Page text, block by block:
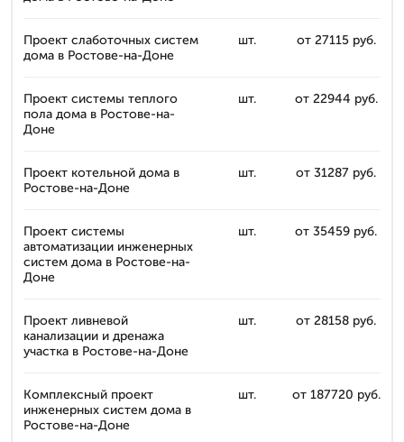
Проект слаботочных систем
дома в Ростове-на-Доне
шт. от 27115 руб.
Проект системы теплого
пола дома в Ростове-на-
Доне
шт. от 22944 руб.
Проект котельной дома в
Ростове-на-Доне
шт. от 31287 руб.
Проект системы
автоматизации инженерных
систем дома в Ростове-на-
Доне
шт. от 35459 руб.
Проект ливневой
канализации и дренажа
участка в Ростове-на-Доне
шт. от 28158 руб.
Комплексный проект
инженерных систем дома в
Ростове-на-Доне
шт. от 187720 руб.